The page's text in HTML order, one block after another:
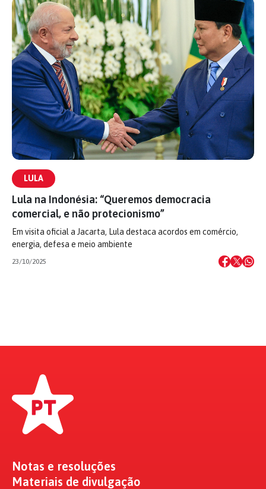
LULA
Lula na Indonésia: “Queremos democracia
comercial, e não protecionismo”
Em visita oficial a Jacarta, Lula destaca acordos em comércio,
energia, defesa e meio ambiente
23/10/2025
Notas e resoluções
Materiais de divulgação